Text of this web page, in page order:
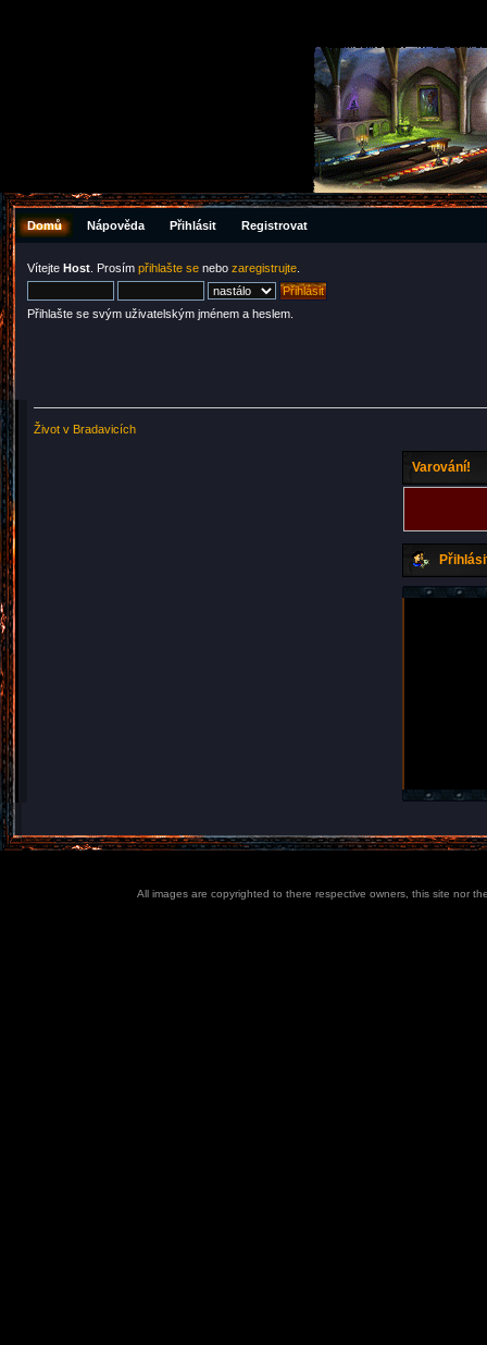
Domů Nápověda Přihlásit Registrovat
Vítejte Host . Prosím přihlašte se nebo zaregistrujte
Přihlašte se svým uživatelským jménem a heslem.
Život v Bradavicích
Varování!
All images are copyrighted to there respective owners, this site nor